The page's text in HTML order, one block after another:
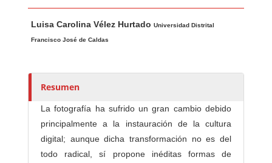
u
t
r
s
Luisa Carolina Vélez HurtadoUniversidad Distrital
Francisco José de Caldas
Resumen
La fotografía ha sufrido un gran cambio debido
principalmente a la instauración de la cultura
digital; aunque dicha transformación no es del
todo radical, sí propone inéditas formas de